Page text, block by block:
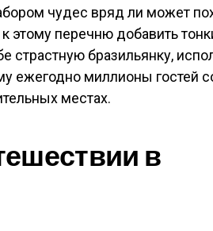
чудес вряд ли может
этому перечню добавить
страстную бразильянку,
ежегодно миллионы гостей
местах.
в